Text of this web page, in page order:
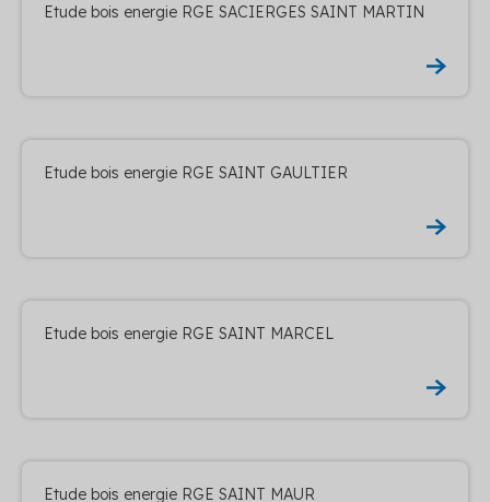
Etude bois energie RGE SACIERGES SAINT MARTIN
Etude bois energie RGE SAINT GAULTIER
Etude bois energie RGE SAINT MARCEL
Etude bois energie RGE SAINT MAUR